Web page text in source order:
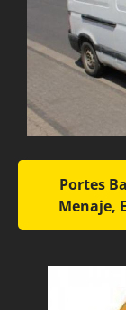
Portes
Menaje,